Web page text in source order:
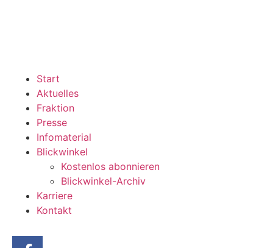
Start
Aktuelles
Fraktion
Presse
Infomaterial
Blickwinkel
Kostenlos abonnieren
Blickwinkel-Archiv
Karriere
Kontakt